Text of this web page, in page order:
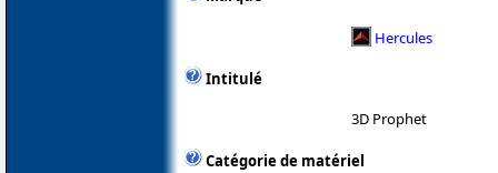
Hercules
Intitulé
3D Prophet
Catégorie de matériel